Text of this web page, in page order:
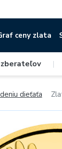
ceny zlata
|
dieťaťa